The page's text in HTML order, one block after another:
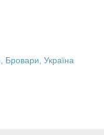
Бровари, Україна